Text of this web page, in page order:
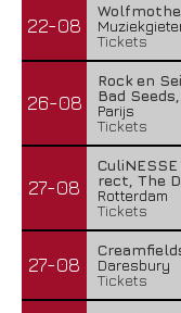
22-08
Tickets
26-08
Rock en
Bad
Parijs
Tickets
27-08
rect, The
Rotterdam
Tickets
27-08
Daresbury
Tickets